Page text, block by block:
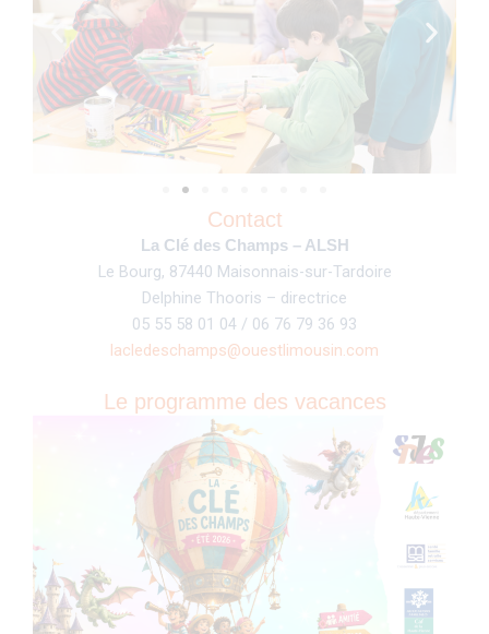
Contact
La Clé des Champs – ALSH
Le Bourg, 87440 Maisonnais-sur-Tardoire
Delphine Thooris – directrice
05 55 58 01 04 / 06 76 79 36 93
lacledeschamps@ouestlimousin.com
Le programme des vacances